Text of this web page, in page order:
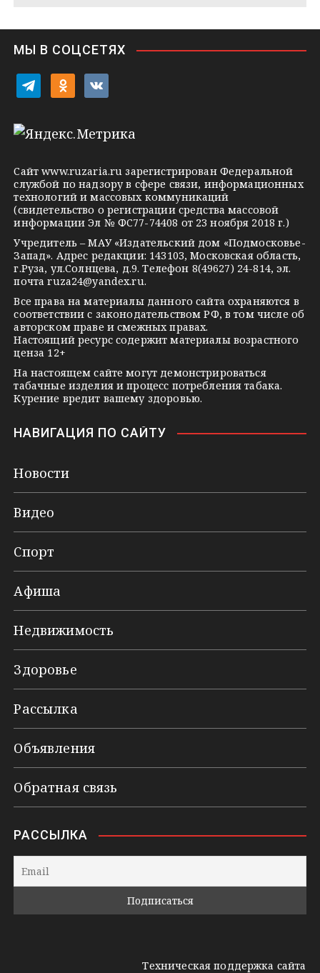
k
i
МЫ В СОЦСЕТЯХ
e
l
r
a
m
d
o
l
a
s
s
n
i
k
i
v
k
n
a
k
t
e
Сайтwww.ruzaria.ru зарегистрирован Федеральной
службой по надзору в сфере связи, информационных
технологий и массовых коммуникаций
(свидетельство о регистрации средства массовой
информации Эл № ФС77-74408 от 23 ноября 2018 г.)
Учредитель – МАУ «Издательский дом «Подмосковье-
Запад». Адрес редакции: 143103, Московская область,
г.Руза, ул.Солнцева, д.9. Телефон 8(49627) 24-814, эл.
почтаruza24@yandex.ru.
Все права на материалы данного сайта охраняются в
соответствии с законодательством РФ, в том числе об
авторском праве и смежных правах.
Настоящий ресурс содержит материалы возрастного
ценза 12+
На настоящем сайте могут демонстрироваться
табачные изделия и процесс потребления табака.
Курение вредит вашему здоровью.
НАВИГАЦИЯ ПО САЙТУ
Новости
Видео
Спорт
Афиша
Недвижимость
Здоровье
Рассылка
Объявления
Обратная связь
РАССЫЛКА
Техническая поддержка сайта